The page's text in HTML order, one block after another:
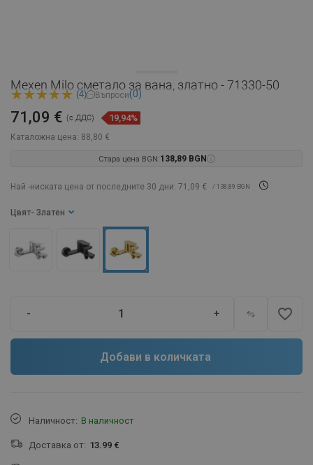
Mexen Milo сметало за вана, златно - 71330-50
(4) Въпроси(0)
Каталожна цена: 88,80 €
71,09 € (с ДДС) 19,94%
Стара цена BGN:138,89 BGN
Най -ниската цена от последните 30 дни: 71,09 € / 138,89 BGN
Цвят - Златен
- + favorite_border
Добави в количката
Наличност: В наличност
Доставка от: 13.99 €